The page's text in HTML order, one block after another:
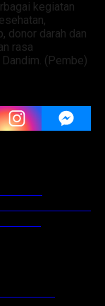
kegiatan
donor darah dan
rasa
(Pembe)